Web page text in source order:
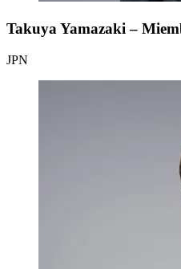
Takuya Yamazaki –
JPN